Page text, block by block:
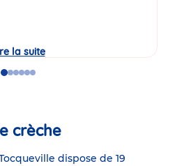
la suiteLe
parents
GoGoGoGo
GoGo
crèche
dispose de 19